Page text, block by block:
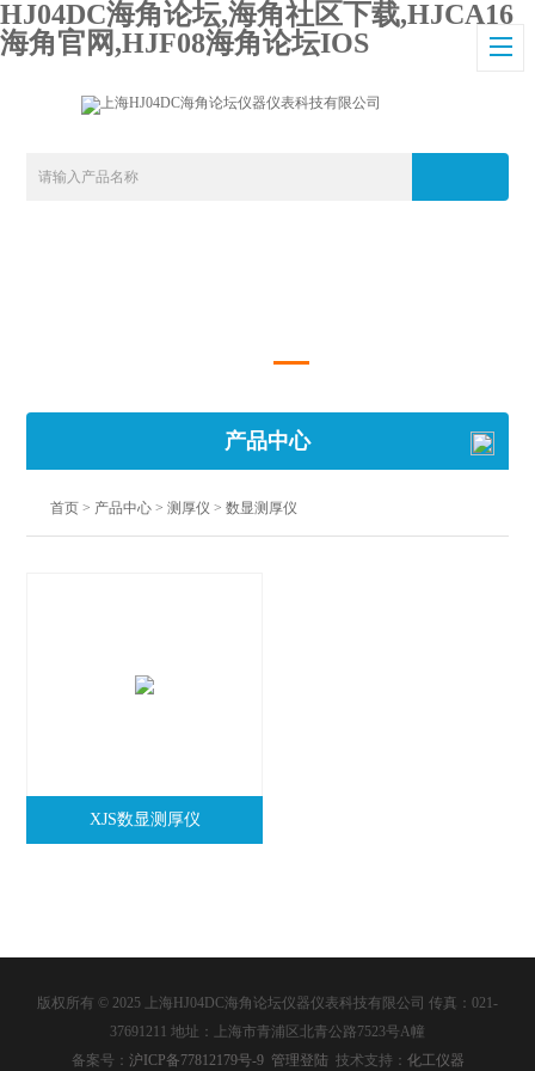
HJ04DC海角论坛,海角社区下载,HJCA16
海角官网,HJF08海角论坛IOS
产品中心
首页 > 产品中心 >测厚仪 >数显测厚仪
XJS数显测厚仪
版权所有 © 2025 上海HJ04DC海角论坛仪器仪表科技有限公司 传真：021-
37691211 地址：上海市青浦区北青公路7523号A幢
备案号： 沪ICP备77812179号-9 管理登陆 技术支持： 化工仪器